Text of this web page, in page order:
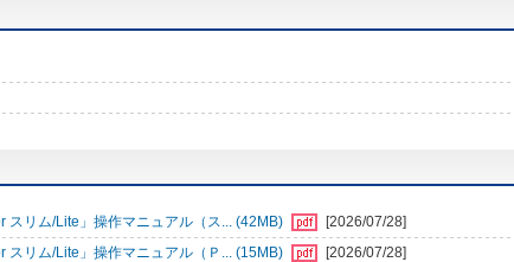
スリム/Lite」操作マニュアル（ス... (42MB)
[2026/07/28]
スリム/Lite」操作マニュアル（Ｐ... (15MB)
[2026/07/28]